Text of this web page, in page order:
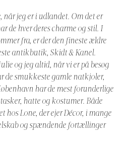
når jeg er i udlandet. Om det er
de hver deres charme og stil. I
fra, er der den fineste ældre
antikbutik, Skidt & Kanel.
og jeg altid, når vi er på besøg
de smukkeste gamle natkjoler,
har de mest forunderlige
hatte og kostumer. Både
hos Lone, der ejer Décor, i mange
og spændende fortællinger